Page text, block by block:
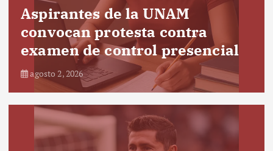
Aspirantes de la UNAM
convocan protesta contra
examen de control presencial
agosto 2, 2026